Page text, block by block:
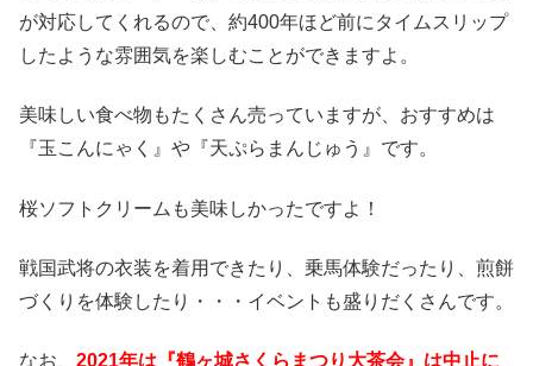
が対応してくれるので、約400年ほど前にタイムスリップ
したような雰囲気を楽しむことができますよ。
美味しい食べ物もたくさん売っていますが、おすすめは
『玉こんにゃく』や『天ぷらまんじゅう』です。
桜ソフトクリームも美味しかったですよ！
戦国武将の衣装を着用できたり、乗馬体験だったり、煎餅
づくりを体験したり・・・イベントも盛りだくさんです。
なお、 2021年は『鶴ヶ城さくらまつり大茶会』は中止に